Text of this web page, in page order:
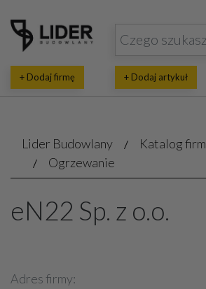
+ Dodaj firmę + Dodaj artykuł
Lider Budowlany Katalog firm
Ogrzewanie
eN22 Sp. z o.o.
Adres firmy: